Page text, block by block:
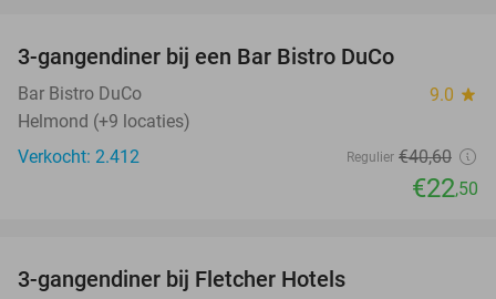
3-gangendiner bij een Bar Bistro DuCo
Bar Bistro DuCo 9.0 star
Helmond (+9 locaties)
Verkocht: 2.412
Regulier €40,60
€22,50
3-gangendiner bij Fletcher Hotels